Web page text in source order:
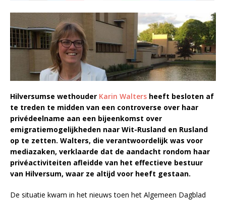
Hilversumse wethouder Karin Walters heeft besloten af
te treden te midden van een controverse over haar
privédeelname aan een bijeenkomst over
emigratiemogelijkheden naar Wit-Rusland en Rusland
op te zetten. Walters, die verantwoordelijk was voor
mediazaken, verklaarde dat de aandacht rondom haar
privéactiviteiten afleidde van het effectieve bestuur
van Hilversum, waar ze altijd voor heeft gestaan.
De situatie kwam in het nieuws toen het Algemeen Dagblad